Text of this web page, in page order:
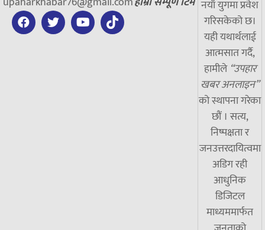
नयाँ युगमा प्रवेश
गरिसकेको छ।
यही यथार्थलाई
आत्मसात गर्दै,
हामीले “उपहार
खबर अनलाइन”
को स्थापना गरेका
छौं । सत्य,
निष्पक्षता र
जनउत्तरदायित्वमा
अडिग रही
आधुनिक
डिजिटल
माध्यममार्फत